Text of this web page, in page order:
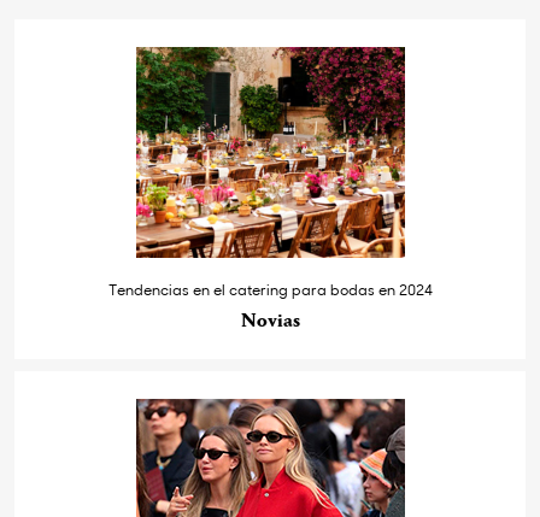
Tendencias en el catering para bodas en 2024
Novias